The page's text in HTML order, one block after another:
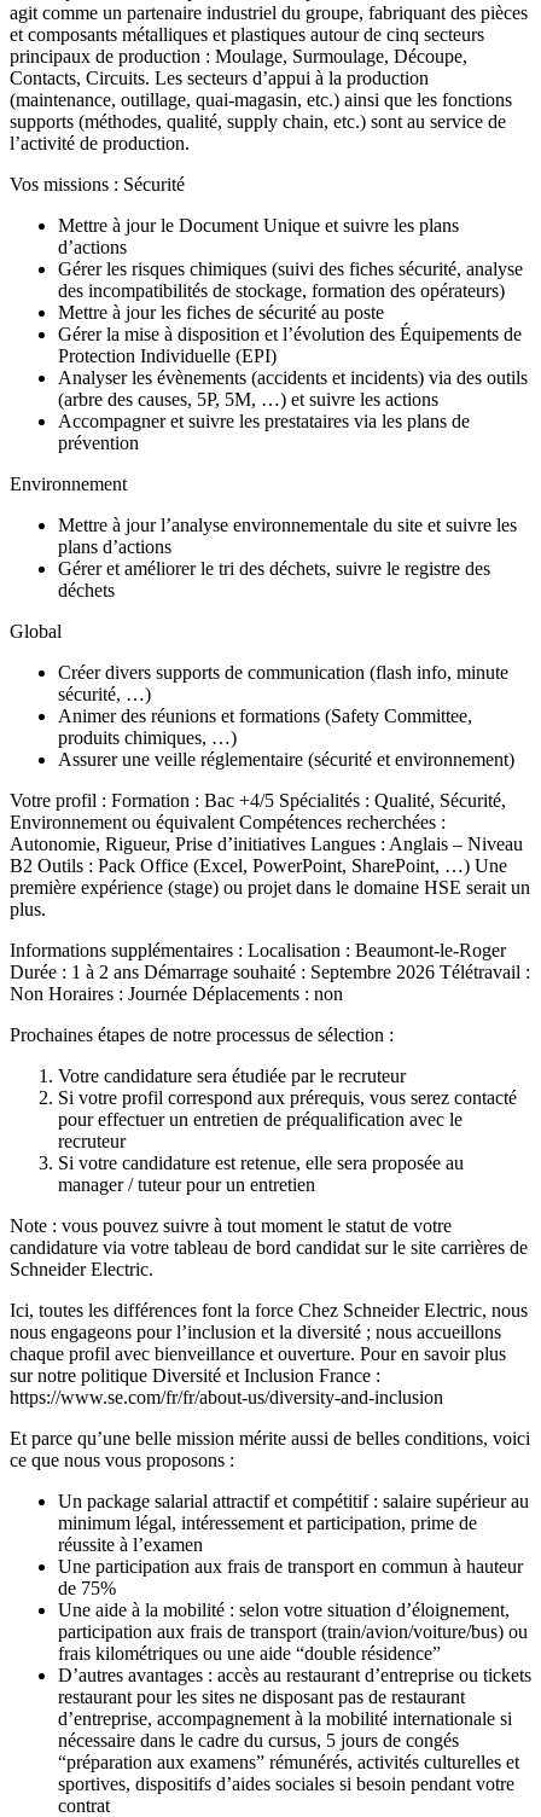
agit comme un partenaire industriel du groupe, fabriquant des pièces
et composants métalliques et plastiques autour de cinq secteurs
principaux de production : Moulage, Surmoulage, Découpe,
Contacts, Circuits. Les secteurs d’appui à la production
(maintenance, outillage, quai-magasin, etc.) ainsi que les fonctions
supports (méthodes, qualité, supply chain, etc.) sont au service de
l’activité de production.
Vos missions : Sécurité
Mettre à jour le Document Unique et suivre les plans
d’actions
Gérer les risques chimiques (suivi des fiches sécurité, analyse
des incompatibilités de stockage, formation des opérateurs)
Mettre à jour les fiches de sécurité au poste
Gérer la mise à disposition et l’évolution des Équipements de
Protection Individuelle (EPI)
Analyser les évènements (accidents et incidents) via des outils
(arbre des causes, 5P, 5M, …) et suivre les actions
Accompagner et suivre les prestataires via les plans de
prévention
Environnement
Mettre à jour l’analyse environnementale du site et suivre les
plans d’actions
Gérer et améliorer le tri des déchets, suivre le registre des
déchets
Global
Créer divers supports de communication (flash info, minute
sécurité, …)
Animer des réunions et formations (Safety Committee,
produits chimiques, …)
Assurer une veille réglementaire (sécurité et environnement)
Votre profil : Formation : Bac +4/5 Spécialités : Qualité, Sécurité,
Environnement ou équivalent Compétences recherchées :
Autonomie, Rigueur, Prise d’initiatives Langues : Anglais – Niveau
B2 Outils : Pack Office (Excel, PowerPoint, SharePoint, …) Une
première expérience (stage) ou projet dans le domaine HSE serait un
plus.
Informations supplémentaires : Localisation : Beaumont-le-Roger
Durée : 1 à 2 ans Démarrage souhaité : Septembre 2026 Télétravail :
Non Horaires : Journée Déplacements : non
Prochaines étapes de notre processus de sélection :
Votre candidature sera étudiée par le recruteur
Si votre profil correspond aux prérequis, vous serez contacté
pour effectuer un entretien de préqualification avec le
recruteur
Si votre candidature est retenue, elle sera proposée au
manager / tuteur pour un entretien
Note : vous pouvez suivre à tout moment le statut de votre
candidature via votre tableau de bord candidat sur le site carrières de
Schneider Electric.
Ici, toutes les différences font la force Chez Schneider Electric, nous
nous engageons pour l’inclusion et la diversité ; nous accueillons
chaque profil avec bienveillance et ouverture. Pour en savoir plus
sur notre politique Diversité et Inclusion France :
https://www.se.com/fr/fr/about-us/diversity-and-inclusion
Et parce qu’une belle mission mérite aussi de belles conditions, voici
ce que nous vous proposons :
Un package salarial attractif et compétitif : salaire supérieur au
minimum légal, intéressement et participation, prime de
réussite à l’examen
Une participation aux frais de transport en commun à hauteur
de 75%
Une aide à la mobilité : selon votre situation d’éloignement,
participation aux frais de transport (train/avion/voiture/bus) ou
frais kilométriques ou une aide “double résidence”
D’autres avantages : accès au restaurant d’entreprise ou tickets
restaurant pour les sites ne disposant pas de restaurant
d’entreprise, accompagnement à la mobilité internationale si
nécessaire dans le cadre du cursus, 5 jours de congés
“préparation aux examens” rémunérés, activités culturelles et
sportives, dispositifs d’aides sociales si besoin pendant votre
contrat